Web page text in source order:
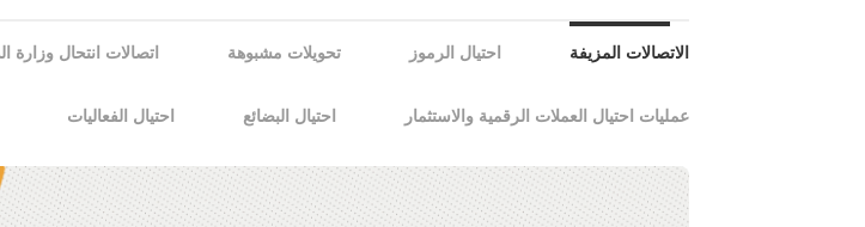
الاتصالات المزيفة احتيال الرموز تحويلات مشبوهة اتصالات انتحال وزارة
عمليات احتيال العملات الرقمية والاستثمار احتيال البضائع احتيال الفعاليات